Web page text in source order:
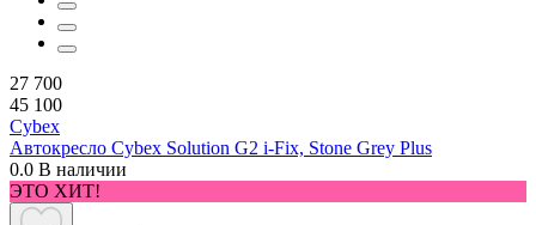
27 700
45 100
Cybex
Автокресло Cybex Solution G2 i-Fix, Stone Grey Plus
0.0 В наличии
ЭТО ХИТ!